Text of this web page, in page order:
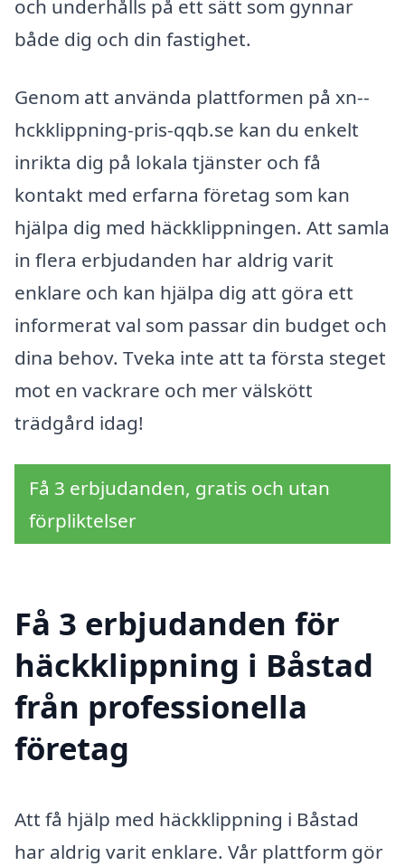
och underhålls på ett sätt som gynnar
både dig och din fastighet.
Genom att använda plattformen på xn--
hckklippning-pris-qqb.se kan du enkelt
inrikta dig på lokala tjänster och få
kontakt med erfarna företag som kan
hjälpa dig med häckklippningen. Att samla
in flera erbjudanden har aldrig varit
enklare och kan hjälpa dig att göra ett
informerat val som passar din budget och
dina behov. Tveka inte att ta första steget
mot en vackrare och mer välskött
trädgård idag!
Få 3 erbjudanden, gratis och utan
förpliktelser
Få 3 erbjudanden för
häckklippning i Båstad
från professionella
företag
Att få hjälp med häckklippning i Båstad
har aldrig varit enklare. Vår plattform gör